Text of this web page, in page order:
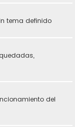
tema definido
del